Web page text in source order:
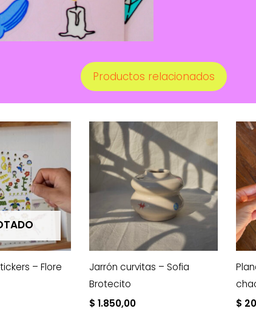
Productos relacionados
– Flore
Jarrón curvitas – Sofia
Brotecito
$ 1.850,00
$